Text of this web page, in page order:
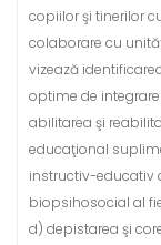
copiilor şi tinerilor
colaborare cu
vizează
optime de
abilitarea şi
educaţional
instructiv-educativ
biopsihosocial al
d) depistarea şi